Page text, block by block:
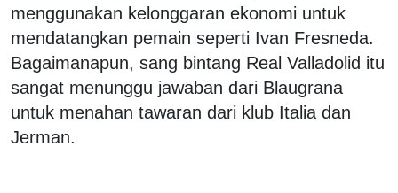
menggunakan kelonggaran ekonomi untuk
mendatangkan pemain seperti Ivan Fresneda.
Bagaimanapun, sang bintang Real Valladolid itu
sangat menunggu jawaban dari Blaugrana
untuk menahan tawaran dari klub Italia dan
Jerman.